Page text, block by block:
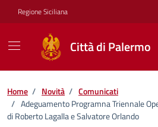
Vai ai contenuti
Vai al footer
Regione Siciliana
Città di Palermo
Home / Novità / Comunicati
/ Adeguamento Programna Triennale
di Roberto Lagalla e Salvatore Orlando